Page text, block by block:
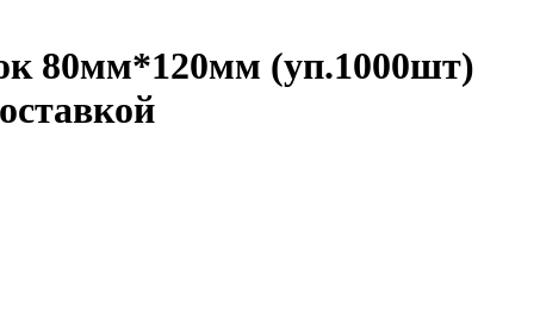
80мм*120мм (уп.1000шт)